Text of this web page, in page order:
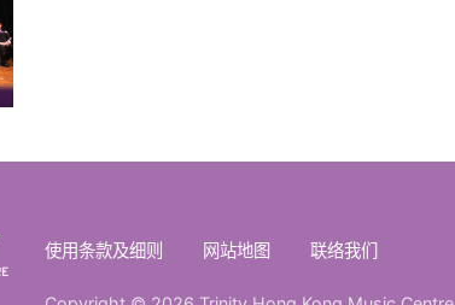
使用条款及细则 网站地图 联络我们